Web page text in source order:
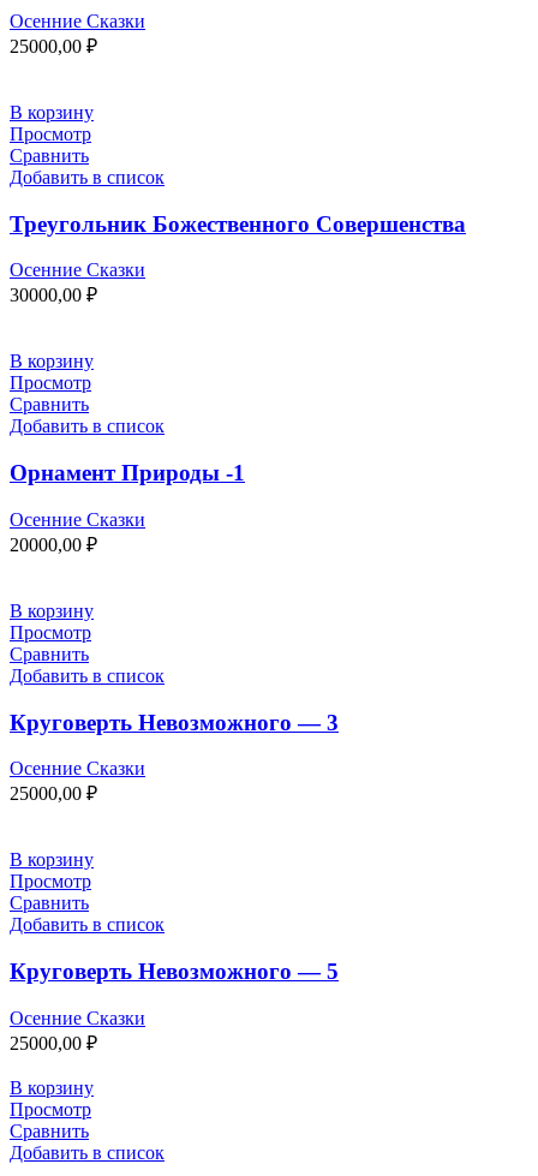
Осенние Сказки
25000,00 ₽
В корзину
Просмотр
Сравнить
Добавить в список
Треугольник Божественного Совершенства
Осенние Сказки
30000,00 ₽
В корзину
Просмотр
Сравнить
Добавить в список
Орнамент Природы -1
Осенние Сказки
20000,00 ₽
В корзину
Просмотр
Сравнить
Добавить в список
Круговерть Невозможного — 3
Осенние Сказки
25000,00 ₽
В корзину
Просмотр
Сравнить
Добавить в список
Круговерть Невозможного — 5
Осенние Сказки
25000,00 ₽
В корзину
Просмотр
Сравнить
Добавить в список